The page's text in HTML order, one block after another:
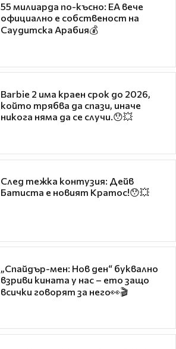
55 милиарда по-късно: EA вече
официално е собственост на
Саудитска Арабия💰
Barbie 2 има краен срок до 2026,
който трябва да спази, иначе
никога няма да се случи.😯💥
След тежка контузия: Дейв
Батиста е новият Кратос!😯💥
„Спайдър-мен: Нов ден“ буквално
взриви кината у нас – ето защо
всички говорят за него👀🎬